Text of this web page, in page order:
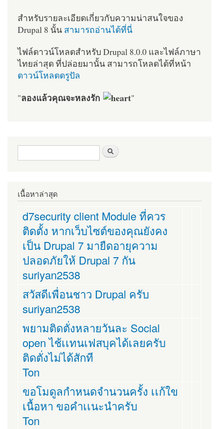
สำหรับรายละเอียดเกี่ยวกับความน่าสนใจของ
Drupal 8 นั้น สามารถอ่านได้ที่นี่
ไฟล์ดาวน์โหลดสำหรับ Drupal 8.0.0 และไฟล์ภาษา
ไทยล่าสุด ที่ปล่อยมานั้น สามารถโหลดได้ที่หน้า
ดาวน์โหลดดรูปัล
"ลองแล้วคุณจะหลงรัก "
ฟอร์มค้นหา
เนื้อหาล่าสุด
d7security client Module ที่ควร
ติดตั้ง หากเว็บไซต์ของคุณยังคง
เป็น Drupal 7 มายืดอายุความ
ปลอดภัยให้ Drupal 7 กัน
suriyan2538
สวัสดีเพื่อนชาว Drupal ครับ
suriyan2538
พยามติดตั่งหลายวันละ Social
open ไช้เเทนเฟสบุคได้เลยครับ
ติดตั่งไม่ได้สักที
Ton
ขอโมดูลกำหนดจำนวนครั้ง เเก้ใข
เนื้อหา ขอคำเเนะนำครับ
Ton